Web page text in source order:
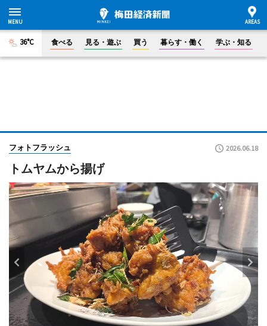
36°C 食べる 見る・遊ぶ 買う 暮らす・働く 学ぶ・知る
フォトフラッシュ 2026.06.18
トムヤムから揚げ